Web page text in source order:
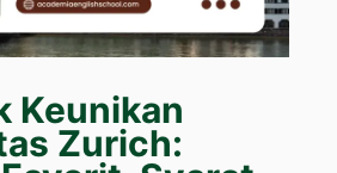
Keunikan
Zurich: